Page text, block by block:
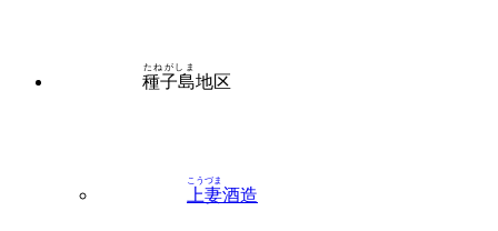
種子島
たねがしま
地区
上妻
こうづま
酒造